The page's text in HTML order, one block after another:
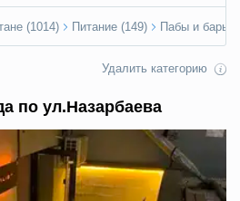
(1014) Питание (149) Пабы и бары
Удалить категорию
по ул.Назарбаева